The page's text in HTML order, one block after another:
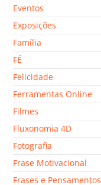
Eventos
Exposições
Família
FÉ
Felicidade
Ferramentas Online
Filmes
Fluxonomia 4D
Fotografia
Frase Motivacional
Frases e Pensamentos